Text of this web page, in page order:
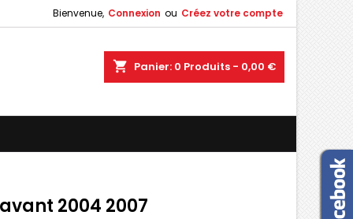
Bienvenue, Connexion ou Créez votre compte
shopping_cart Panier: 0 Produits - 0,00 €
2004 2007